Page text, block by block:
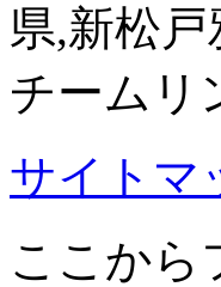
県,新松
チームリ
サイトマ
ここから